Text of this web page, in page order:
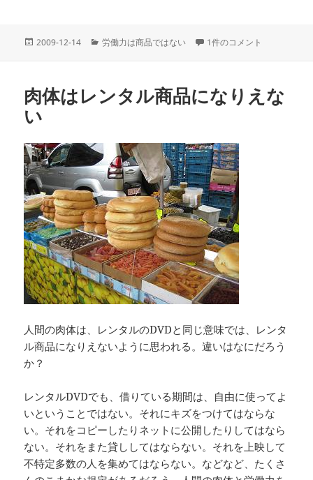
投
2009-12-14
カ
ー
労働力は商品ではない 人格と肉体は不可分である
1件のコメント
肉体はレンタル商品になりえな
い
人間の肉体は、レンタルのDVDと同じ意味では、レンタ
ル商品になりえないように思われる。違いはなにだろう
か？
レンタルDVDでも、借りている期間は、自由に使ってよ
いということではない。それにキズをつけてはならな
い。それをコピーしたりネットに公開したりしてはなら
ない。それをまた貸ししてはならない。それを上映して
不特定多数の人を集めてはならない。などなど、たくさ